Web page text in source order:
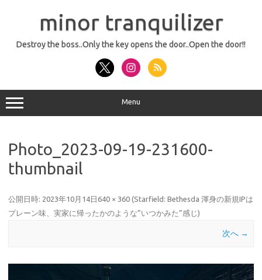
minor tranquilizer
Destroy the boss..Only the key opens the door..Open the door!!
Menu
Photo_2023-09-19-231600-
thumbnail
公開日時: 2023年10月14日 640 × 360 (Starfield: Bethesda 渾身の新規IPは
プレーン味、実家に帰ったかのような”いつかみた”感じ)
次へ →